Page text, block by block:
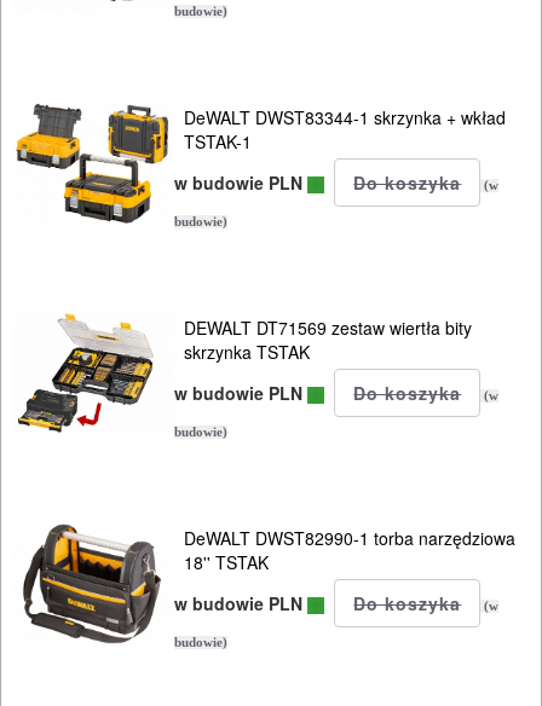
ELEKTRONARZĘDZI
MAGAZYNOWANIE
Skrzynki
narzędziowe
Skrzynki
systemowe
BOSCH
L-
Boxx
budowie)
DeWALT DWST83344-1 skrzynka + wkład
TSTAK-1
w budowie PLN
(w
budowie)
DEWALT DT71569 zestaw wiertła bity
skrzynka TSTAK
w budowie PLN
(w
budowie)
DeWALT DWST82990-1 torba narzędziowa
18'' TSTAK
w budowie PLN
(w
budowie)